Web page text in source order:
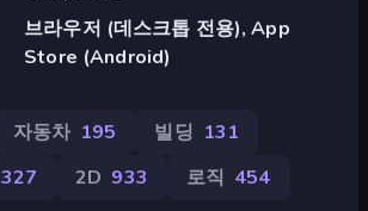
브라우저 (데스크톱 전용), App
Store (Android)
자동차 195 빌딩 131
327 2D 933 로직 454